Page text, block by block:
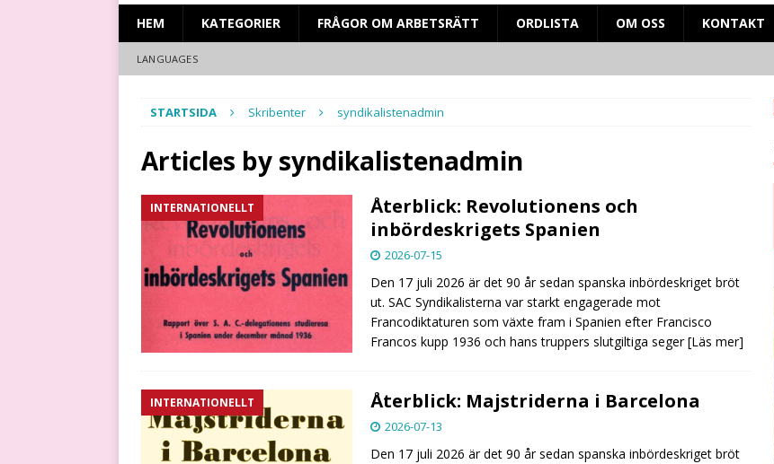
HEM KATEGORIER FRÅGOR OM ARBETSRÄTT ORDLISTA OM OSS KONTAKT
LANGUAGES
STARTSIDA Skribenter syndikalistenadmin
Articles by syndikalistenadmin
INTERNATIONELLT
Återblick: Revolutionens och
inbördeskrigets Spanien
2026-07-15
Den 17 juli 2026 är det 90 år sedan spanska inbördeskriget bröt
ut. SAC Syndikalisterna var starkt engagerade mot
Francodiktaturen som växte fram i Spanien efter Francisco
Francos kupp 1936 och hans truppers slutgiltiga seger[Läs mer]
INTERNATIONELLT Återblick: Majstriderna i Barcelona
2026-07-13
Den 17 juli 2026 är det 90 år sedan spanska inbördeskriget bröt